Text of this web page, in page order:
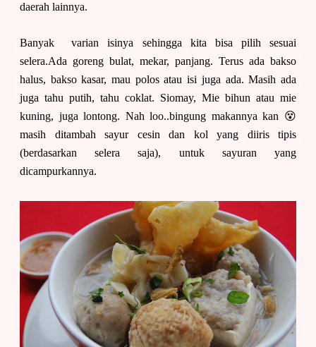
daerah lainnya.
Banyak varian isinya sehingga kita bisa pilih sesuai
selera.Ada goreng bulat, mekar, panjang. Terus ada bakso
halus, bakso kasar, mau polos atau isi juga ada. Masih ada
juga tahu putih, tahu coklat. Siomay, Mie bihun atau mie
kuning, juga lontong. Nah loo..bingung makannya kan 😵
masih ditambah sayur cesin dan kol yang diiris tipis
(berdasarkan selera saja), untuk sayuran yang
dicampurkannya.